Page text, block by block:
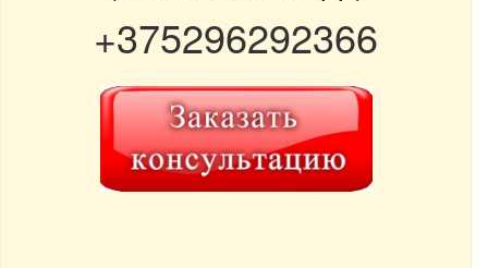
+375296292366